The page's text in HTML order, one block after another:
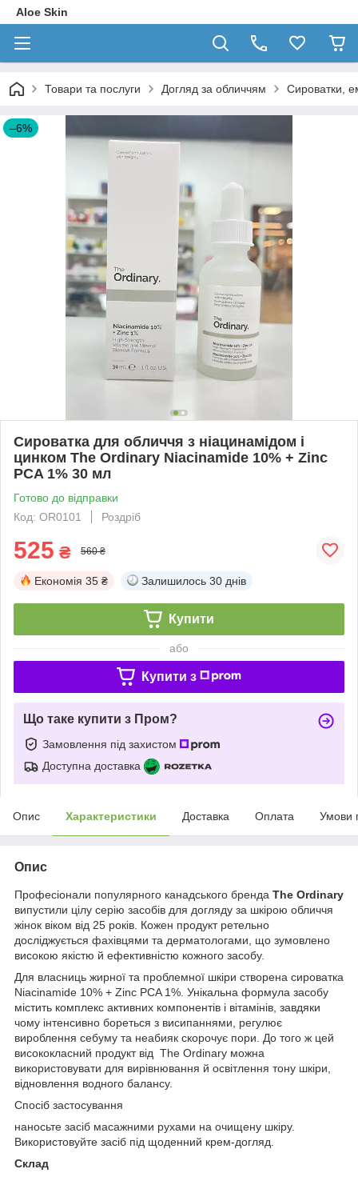
Aloe Skin
Товари та послуги Догляд за обличчям Сироватки,
–6%
Сироватка для обличчя з ніацинамідом і
цинком The Ordinary Niacinamide 10% + Zinc
PCA 1% 30 мл
Готово до відправки
Код: OR0101
Роздріб
525 ₴ 560 ₴
Економія 35 ₴ Залишилось 30 днів
Купити
або
Купити з
Що таке купити з Пром?
Замовлення під захистом
Доступна доставка
Опис Характеристики Доставка Оплата Умови
Опис
Професіонали популярного канадського бренда The Ordinary
випустили цілу серію засобів для догляду за шкірою обличчя
жінок віком від 25 років. Кожен продукт ретельно
досліджується фахівцями та дерматологами, що зумовлено
високою якістю й ефективністю кожного засобу.
Для власниць жирної та проблемної шкіри створена сироватка
Niacinamide 10% + Zinc PCA 1%. Унікальна формула засобу
містить комплекс активних компонентів і вітамінів, завдяки
чому інтенсивно бореться з висипаннями, регулює
вироблення себуму та неабияк скорочує пори. До того ж цей
висококласний продукт від The Ordinary можна
використовувати для вирівнювання й освітлення тону шкіри,
відновлення водного балансу.
Спосіб застосування
наносьте засіб масажними рухами на очищену шкіру.
Використовуйте засіб під щоденний крем-догляд.
Склад